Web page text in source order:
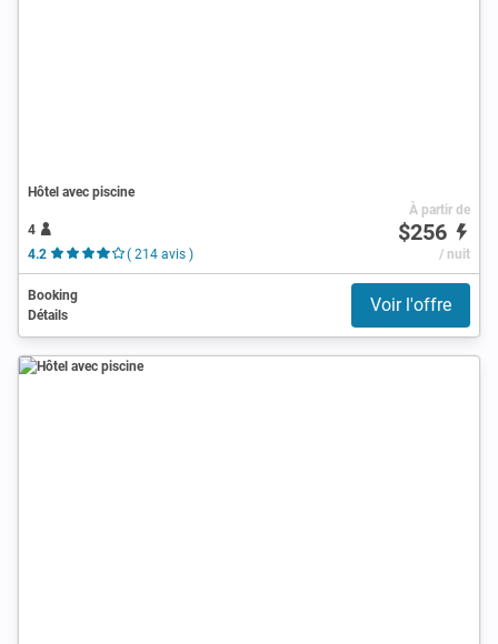
Hôtel avec piscine
4
4.2
( 214 avis )
À partir de
$256
/ nuit
Booking
Détails
Voir l'offre